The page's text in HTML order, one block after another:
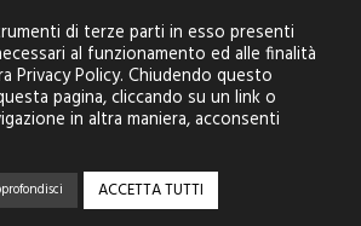
All rights reserved
/ italia
di terze parti in esso presenti
al funzionamento ed alle finalità
Privacy Policy. Chiudendo questo
pagina, cliccando su un link o
in altra maniera, acconsenti
ACCETTA TUTTI